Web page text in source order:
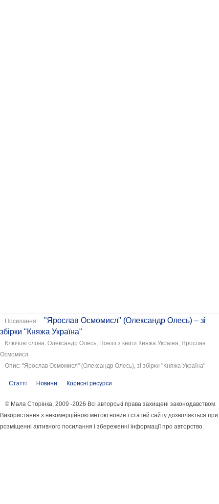
Посилання:
"Ярослав Осмомисл" (Олександр Олесь) – зі
збірки "Княжа Україна"
Ключові слова: Олександр Олесь, Поезії з книги Княжа Україна, Ярослав
Осмомисл
Опис: "Ярослав Осмомисл" (Олександр Олесь), зі збірки "Княжа Україна"
Статті Новини Корисні ресурси
© Мала Сторінка, 2009 -2026 Всі авторські права захищені законодавством.
Використання з некомерційною метою новин і статей сайту дозволяється при
розміщенні активного посилання і збереженні інформації про авторство.